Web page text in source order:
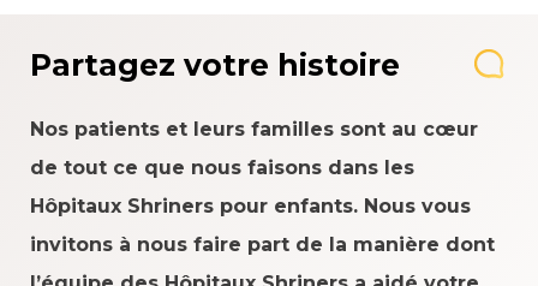
Partagez votre histoire
Nos patients et leurs familles sont au cœur
de tout ce que nous faisons dans les
Hôpitaux Shriners pour enfants. Nous vous
invitons à nous faire part de la manière dont